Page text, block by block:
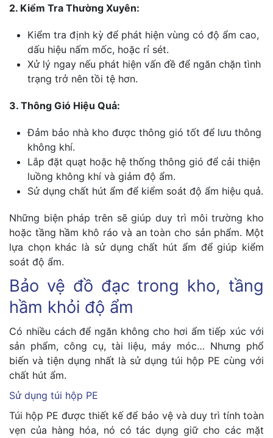
2. Kiểm Tra Thường Xuyên:
Kiểm tra định kỳ để phát hiện vùng có độ ẩm cao,
dấu hiệu nấm mốc, hoặc rỉ sét.
Xử lý ngay nếu phát hiện vấn đề để ngăn chặn tình
trạng trở nên tồi tệ hơn.
3. Thông Gió Hiệu Quả:
Đảm bảo nhà kho được thông gió tốt để lưu thông
không khí.
Lắp đặt quạt hoặc hệ thống thông gió để cải thiện
luồng không khí và giảm độ ẩm.
Sử dụng chất hút ẩm để kiểm soát độ ẩm hiệu quả.
Những biện pháp trên sẽ giúp duy trì môi trường kho
hoặc tầng hầm khô ráo và an toàn cho sản phẩm. Một
lựa chọn khác là sử dụng chất hút ẩm để giúp kiểm
soát độ ẩm.
Bảo vệ đồ đạc trong kho, tầng
hầm khỏi độ ẩm
Có nhiều cách để ngăn không cho hơi ẩm tiếp xúc với
sản phẩm, công cụ, tài liệu, máy móc… Nhưng phổ
biến và tiện dụng nhất là sử dụng túi hộp PE cùng với
chất hút ẩm.
Sử dụng túi hộp PE
Túi hộp PE được thiết kế để bảo vệ và duy trì tính toàn
vẹn của hàng hóa, nó có tác dụng giữ cho các mặt